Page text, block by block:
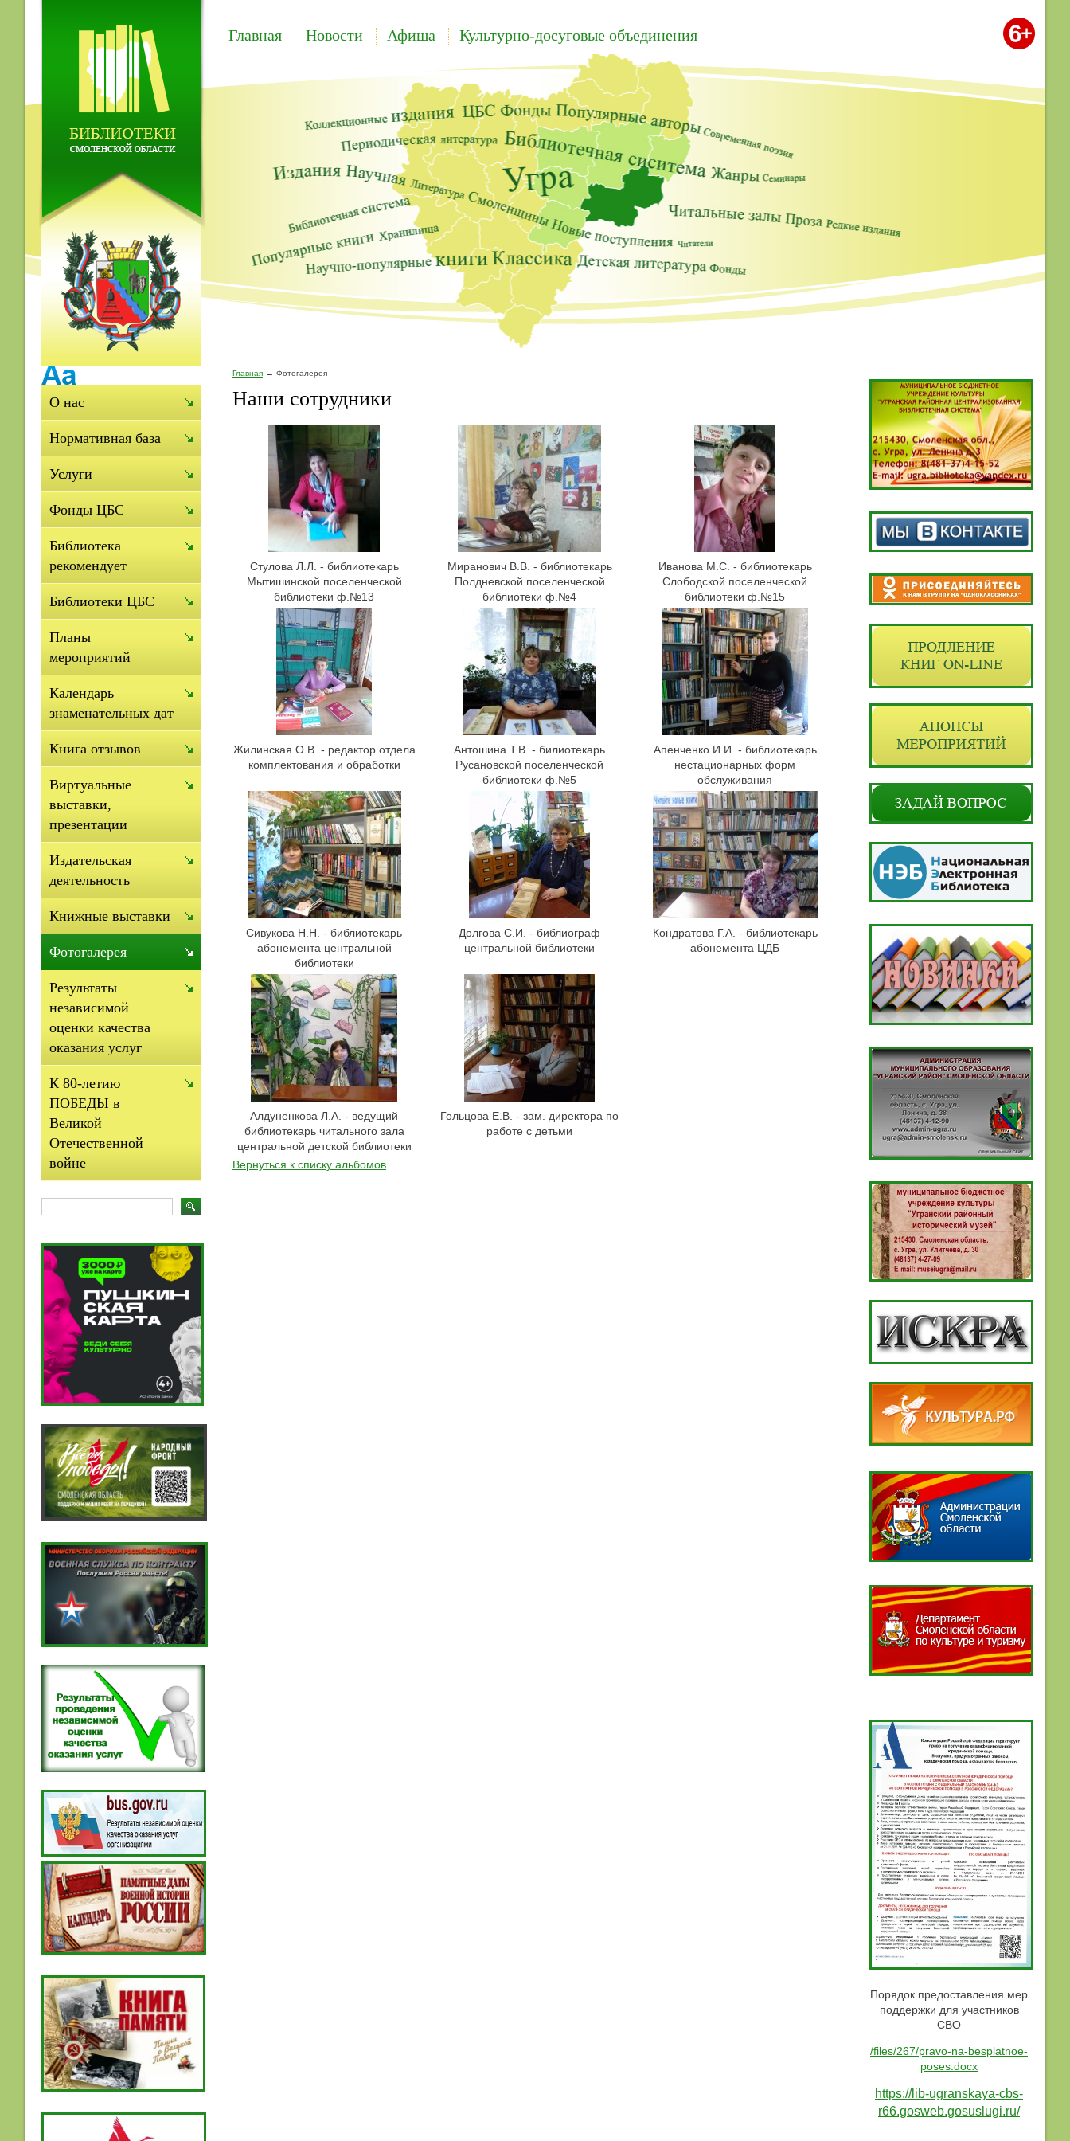
Главная Новости Афиша Культурно-досуговые объединения
Главная Фотогалерея
Наши сотрудники
Стулова Л.Л. - библиотекарь
Мытишинской поселенческой
библиотеки ф.№13
Миранович В.В. - библиотекарь
Полдневской поселенческой
библиотеки ф.№4
Иванова М.С. - библиотекарь
Слободской поселенческой
библиотеки ф.№15
Жилинская О.В. - редактор отдела
комплектования и обработки
Антошина Т.В. - билиотекарь
Русановской поселенческой
библиотеки ф.№5
Апенченко И.И. - библиотекарь
нестационарных форм
обслуживания
Сивукова Н.Н. - библиотекарь
абонемента центральной
библиотеки
Долгова С.И. - библиограф
центральной библиотеки
Кондратова Г.А. - библиотекарь
абонемента ЦДБ
Алдуненкова Л.А. - ведущий
библиотекарь читального зала
центральной детской библиотеки
Гольцова Е.В. - зам. директора по
работе с детьми
Вернуться к списку альбомов
О нас
Нормативная база
Услуги
Фонды ЦБС
Библиотека
рекомендует
Библиотеки ЦБС
Планы
мероприятий
Календарь
знаменательных дат
Книга отзывов
Виртуальные
выставки,
презентации
Издательская
деятельность
Книжные выставки
Фотогалерея
Результаты
независимой
оценки качества
оказания услуг
К 80-летию
ПОБЕДЫ в
Великой
Отечественной
войне
Порядок предоставления мер
поддержки для участников
СВО
/files/267/pravo-na-besplatnoe-
poses.docx
https://lib-ugranskaya-cbs-
r66.gosweb.gosuslugi.ru/